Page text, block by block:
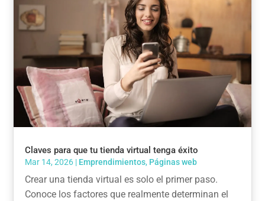
Claves para que tu tienda virtual tenga éxito
Mar 14, 2026 | Emprendimientos, Páginas web
Crear una tienda virtual es solo el primer paso.
Conoce los factores que realmente determinan el